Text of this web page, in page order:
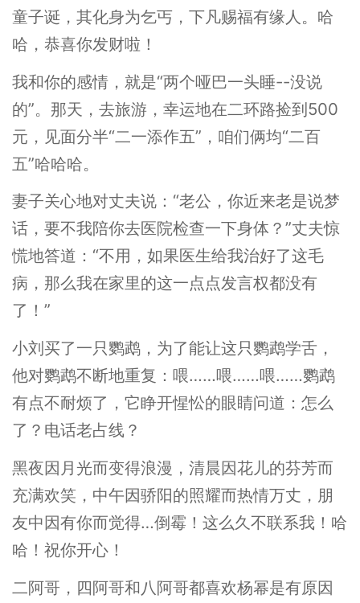
童子诞，其化身为乞丐，下凡赐福有缘人。哈
哈，恭喜你发财啦！
我和你的感情，就是“两个哑巴一头睡--没说
的”。那天，去旅游，幸运地在二环路捡到500
元，见面分半“二一添作五”，咱们俩均“二百
五”哈哈哈。
妻子关心地对丈夫说：“老公，你近来老是说梦
话，要不我陪你去医院检查一下身体？”丈夫惊
慌地答道：“不用，如果医生给我治好了这毛
病，那么我在家里的这一点点发言权都没有
了！”
小刘买了一只鹦鹉，为了能让这只鹦鹉学舌，
他对鹦鹉不断地重复：喂……喂……喂……鹦鹉
有点不耐烦了，它睁开惺忪的眼睛问道：怎么
了？电话老占线？
黑夜因月光而变得浪漫，清晨因花儿的芬芳而
充满欢笑，中午因骄阳的照耀而热情万丈，朋
友中因有你而觉得…倒霉！这么久不联系我！哈
哈！祝你开心！
二阿哥，四阿哥和八阿哥都喜欢杨幂是有原因